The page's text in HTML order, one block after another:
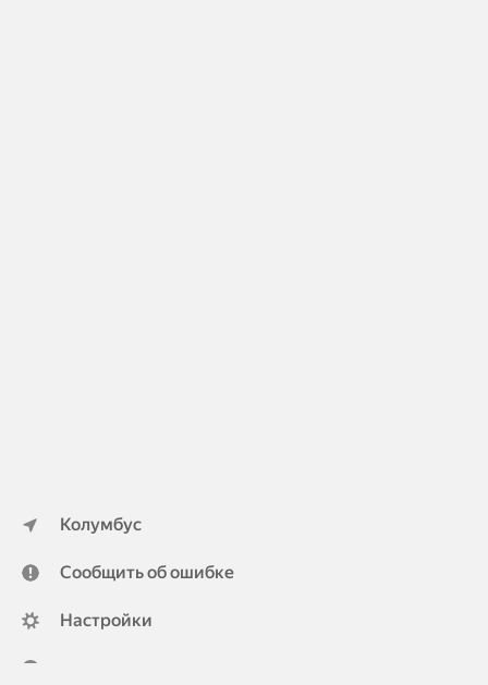
Колумбус
Сообщить об ошибке
Настройки